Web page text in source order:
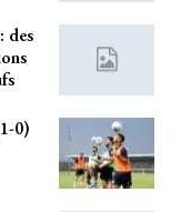
des
0)